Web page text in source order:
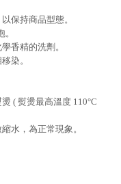
保持商品型態。
香精的洗劑。
染。
( 熨燙最高溫度 110°C
水，為正常現象。